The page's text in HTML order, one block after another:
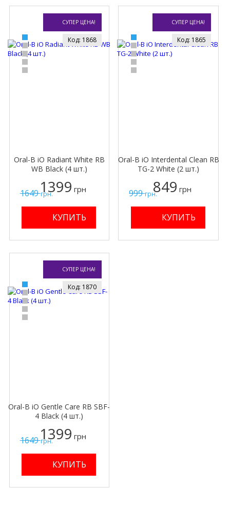
СУПЕР ЦЕНА!
1649грн.
Oral-B iO Radiant White RB
WB Black (4 шт.)
Код: 1868
1399 грн
СУПЕР ЦЕНА!
999грн.
Oral-B iO Interdental Clean RB
TG-2 White (2 шт.)
Код: 1865
849 грн
СУПЕР ЦЕНА!
1649грн.
Oral-B iO Gentle Care RB SBF-
4 Black (4 шт.)
Код: 1870
1399 грн